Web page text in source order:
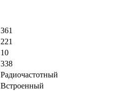
361
221
10
338
Радиочастотный
Встроенный